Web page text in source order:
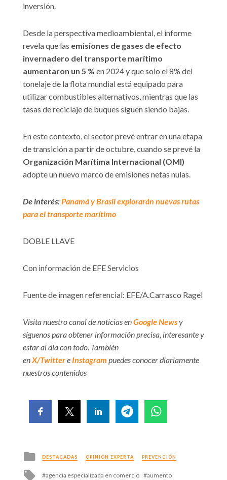
inversión.
Desde la perspectiva medioambiental, el informe
revela que las emisiones de gases de efecto
invernadero del transporte marítimo
aumentaron un 5 % en 2024 y que solo el 8% del
tonelaje de la flota mundial está equipado para
utilizar combustibles alternativos, mientras que las
tasas de reciclaje de buques siguen siendo bajas.
En este contexto, el sector prevé entrar en una etapa
de transición a partir de octubre, cuando se prevé la
Organización Marítima Internacional (OMI)
adopte un nuevo marco de emisiones netas nulas.
De interés: Panamá y Brasil explorarán nuevas rutas
para el transporte marítimo
DOBLE LLAVE
Con información de EFE Servicios
Fuente de imagen referencial: EFE/A.Carrasco Ragel
Visita nuestro canal de noticias enGoogle Newsy
síguenos para obtener información precisa, interesante y
estar al día con todo. También
en X/Twittere Instagram puedes conocer diariamente
nuestros contenidos
Posted
in
DESTACADAS OPINIÓN EXPERTA PREVENCIÓN
Tagged
agencia especializada en comercio aumento